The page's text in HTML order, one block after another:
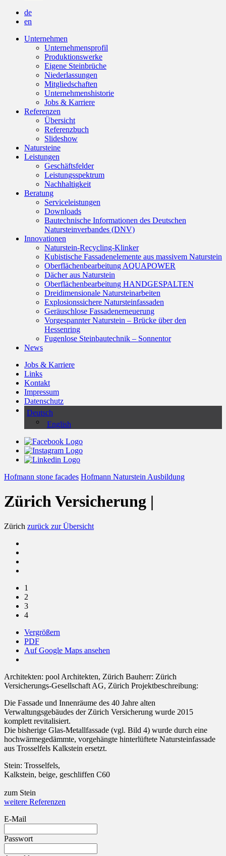
de
en
Unternehmen
Unternehmensprofil
Produktionswerke
Eigene Steinbrüche
Niederlassungen
Mitgliedschaften
Unternehmenshistorie
Jobs & Karriere
Referenzen
Übersicht
Referenzbuch
Slideshow
Natursteine
Leistungen
Geschäftsfelder
Leistungsspektrum
Nachhaltigkeit
Beratung
Serviceleistungen
Downloads
Bautechnische Informationen des Deutschen
Natursteinverbandes (DNV)
Innovationen
Naturstein-Recycling-Klinker
Kubistische Fassadenelemente aus massivem Naturstein
Oberflächenbearbeitung AQUAPOWER
Dächer aus Naturstein
Oberflächenbearbeitung HANDGESPALTEN
Dreidimensionale Natursteinarbeiten
Explosionssichere Natursteinfassaden
Geräuschlose Fassadenerneuerung
Vorgespannter Naturstein – Brücke über den
Hessenring
Fugenlose Steinbautechnik – Sonnentor
News
Jobs & Karriere
Links
Kontakt
Impressum
Datenschutz
Deutsch
English
Hofmann stone facades Hofmann Naturstein Ausbildung
Zürich Versicherung |
Zürich zurück zur Übersicht
1
2
3
4
Vergrößern
PDF
Auf Google Maps ansehen
Architekten: pool Architekten, Zürich Bauherr: Zürich
Versicherungs-Gesellschaft AG, Zürich Projektbeschreibung:
Die Fassade und Innenräume des 40 Jahre alten
Verwaltungsgebäudes der Zürich Versicherung wurde 2015
komplett revitalisiert.
Die bisherige Glas-Metallfassade (vgl. Bild 4) wurde durch eine
hochwärmegedämmte, vorgehängte hinterlüftete Natursteinfassade
aus Trosselfels Kalkstein ersetzt.
Stein: Trosselfels,
Kalkstein, beige, geschliffen C60
zum Stein
weitere Referenzen
E-Mail
Passwort